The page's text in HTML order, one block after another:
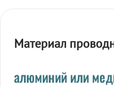
Материал
алюминий или